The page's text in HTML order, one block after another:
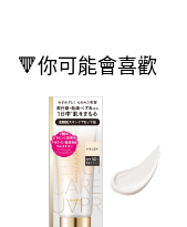
🔻你可能會喜歡